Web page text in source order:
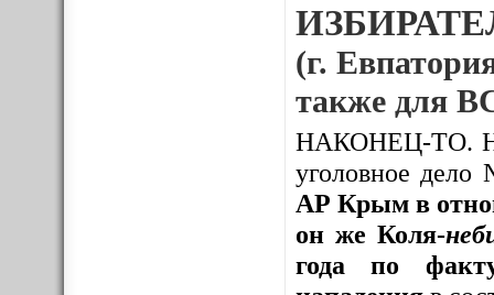
(г.
также для
НАКОНЕЦ-ТО.
уголовное
АР Крым в
он же Коля-
года по